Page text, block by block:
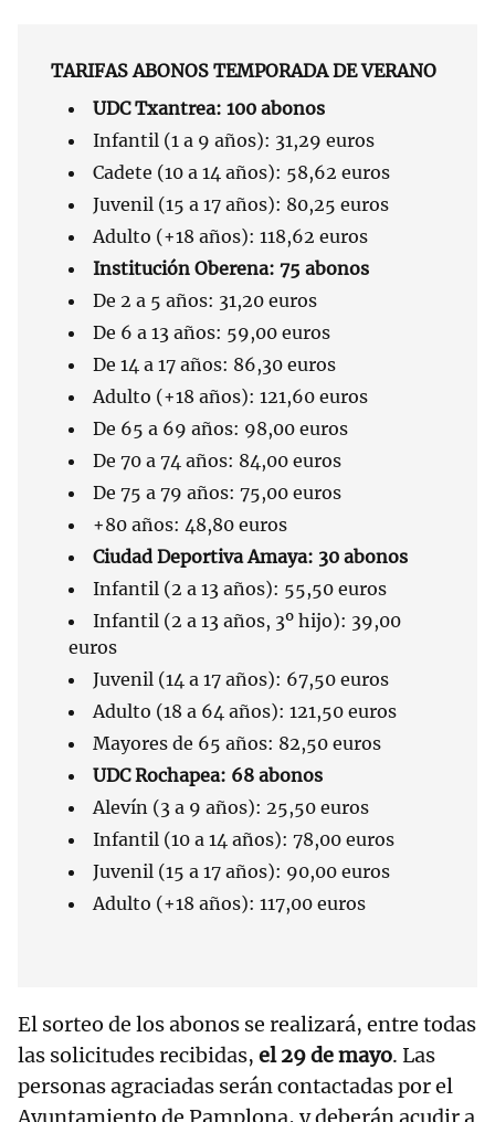
TARIFAS ABONOS TEMPORADA DE VERANO
UDC Txantrea: 100 abonos
Infantil (1 a 9 años): 31,29 euros
Cadete (10 a 14 años): 58,62 euros
Juvenil (15 a 17 años): 80,25 euros
Adulto (+18 años): 118,62 euros
Institución Oberena: 75 abonos
De 2 a 5 años: 31,20 euros
De 6 a 13 años: 59,00 euros
De 14 a 17 años: 86,30 euros
Adulto (+18 años): 121,60 euros
De 65 a 69 años: 98,00 euros
De 70 a 74 años: 84,00 euros
De 75 a 79 años: 75,00 euros
+80 años: 48,80 euros
Ciudad Deportiva Amaya: 30 abonos
Infantil (2 a 13 años): 55,50 euros
Infantil (2 a 13 años, 3º hijo): 39,00
euros
Juvenil (14 a 17 años): 67,50 euros
Adulto (18 a 64 años): 121,50 euros
Mayores de 65 años: 82,50 euros
UDC Rochapea: 68 abonos
Alevín (3 a 9 años): 25,50 euros
Infantil (10 a 14 años): 78,00 euros
Juvenil (15 a 17 años): 90,00 euros
Adulto (+18 años): 117,00 euros
El sorteo de los abonos se realizará, entre todas
las solicitudes recibidas, el 29 de mayo. Las
personas agraciadas serán contactadas por el